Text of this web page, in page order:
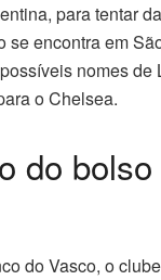
para tentar
se encontra em
nomes
o Chelsea.
do
do Vasco, o